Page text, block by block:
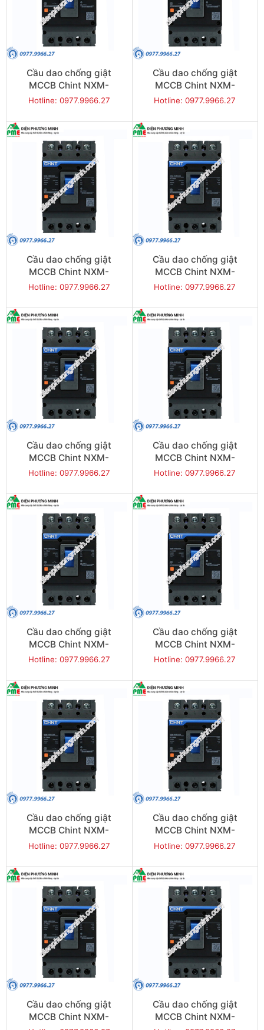
Cầu dao chống giật
MCCB Chint NXM-
125S/3300-100 25KA 3P
Hotline: 0977.9966.27
Cầu dao chống giật
MCCB Chint NXM-
125S/3300-125 25KA 3P
Hotline: 0977.9966.27
Cầu dao chống giật
MCCB Chint NXM-
250S/3300-160 35KA 3P
Hotline: 0977.9966.27
Cầu dao chống giật
MCCB Chint NXM-
250S/3300-200 35KA 3P
Hotline: 0977.9966.27
Cầu dao chống giật
MCCB Chint NXM-
250S/3300-250 35KA 3P
Hotline: 0977.9966.27
Cầu dao chống giật
MCCB Chint NXM-
400S/3300-350 50KA 3P
Hotline: 0977.9966.27
Cầu dao chống giật
MCCB Chint NXM-
400S/3300-400 50KA 3P
Hotline: 0977.9966.27
Cầu dao chống giật
MCCB Chint NXM-
630S/3300-500 50KA 3P
Hotline: 0977.9966.27
Cầu dao chống giật
MCCB Chint NXM-
630S/3300-630 50KA 3P
Hotline: 0977.9966.27
Cầu dao chống giật
MCCB Chint NXM-
1000S/3300-1000 50KA
Hotline: 0977.9966.27
Cầu dao chống giật
MCCB Chint NXM-
Cầu dao chống giật
MCCB Chint NXM-